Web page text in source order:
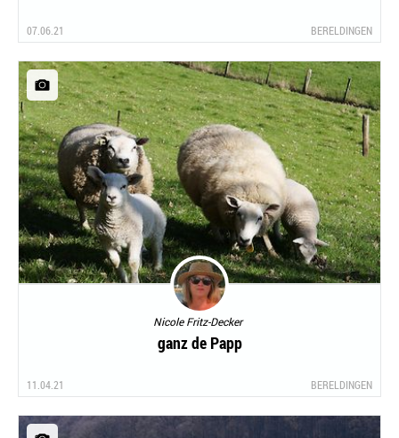
07.06.21 BERELDINGEN
Nicole Fritz-Decker
ganz de Papp
11.04.21 BERELDINGEN